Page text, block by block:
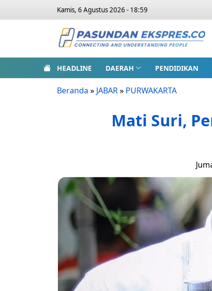
Kamis, 6 Agustus 2026 - 18:59
HEADLINE DAERAH PENDIDIKAN
Beranda » JABAR» PURWAKARTA
Mati Suri,